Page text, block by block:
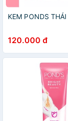
KEM PONDS THÁI
120.000 đ